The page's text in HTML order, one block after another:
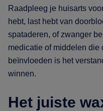
Raadpleeg je huisarts
hebt, last hebt van
spataderen, of zwanger
medicatie of middelen die
beïnvloeden is het
winnen.
Het juiste